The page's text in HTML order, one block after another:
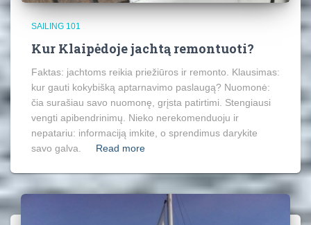
SAILING 101
Kur Klaipėdoje jachtą remontuoti?
Faktas: jachtoms reikia priežiūros ir remonto. Klausimas:
kur gauti kokybišką aptarnavimo paslaugą? Nuomonė:
čia surašiau savo nuomonę, grįsta patirtimi. Stengiausi
vengti apibendrinimų. Nieko nerekomenduoju ir
nepatariu: informaciją imkite, o sprendimus darykite
savo galva.
Read more